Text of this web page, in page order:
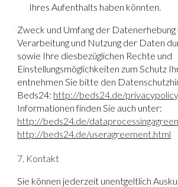
Ihres Aufenthalts haben könnten.
Zweck und Umfang der
Verarbeitung und Nutzung der Daten
sowie Ihre diesbezüglichen Rechte und
Einstellungsmöglichkeiten zum Schutz
entnehmen Sie bitte den
Beds24: http://beds24.de/
Informationen finden Sie auch unter:
http://beds24.de/
http://beds24.de/useragreement.html
7. Kontakt
Sie können jederzeit unentgeltlich